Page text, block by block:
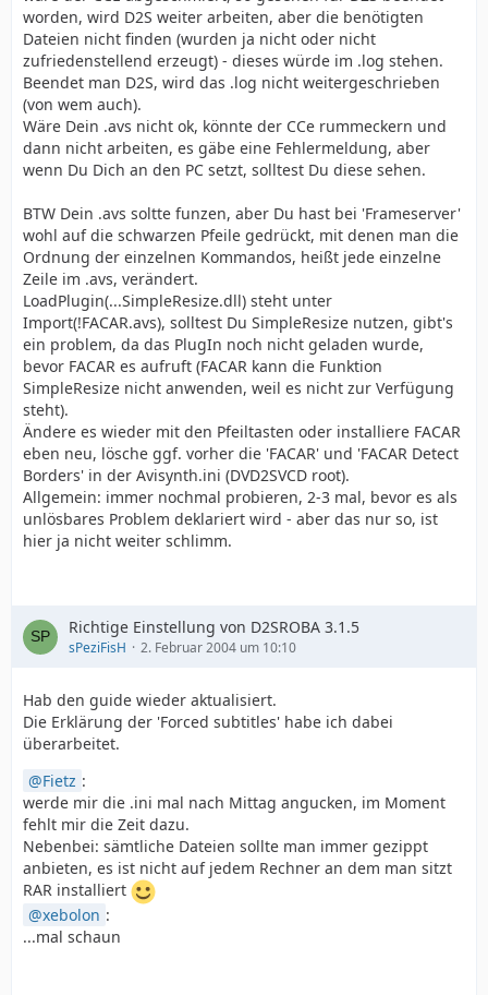
worden, wird D2S weiter arbeiten, aber die benötigten
Dateien nicht finden (wurden ja nicht oder nicht
zufriedenstellend erzeugt) - dieses würde im .log stehen.
Beendet man D2S, wird das .log nicht weitergeschrieben
(von wem auch).
Wäre Dein .avs nicht ok, könnte der CCe rummeckern und
dann nicht arbeiten, es gäbe eine Fehlermeldung, aber
wenn Du Dich an den PC setzt, solltest Du diese sehen.
BTW Dein .avs soltte funzen, aber Du hast bei 'Frameserver'
wohl auf die schwarzen Pfeile gedrückt, mit denen man die
Ordnung der einzelnen Kommandos, heißt jede einzelne
Zeile im .avs, verändert.
LoadPlugin(...SimpleResize.dll) steht unter
Import(!FACAR.avs), solltest Du SimpleResize nutzen, gibt's
ein problem, da das PlugIn noch nicht geladen wurde,
bevor FACAR es aufruft (FACAR kann die Funktion
SimpleResize nicht anwenden, weil es nicht zur Verfügung
steht).
Ändere es wieder mit den Pfeiltasten oder installiere FACAR
eben neu, lösche ggf. vorher die 'FACAR' und 'FACAR Detect
Borders' in der Avisynth.ini (DVD2SVCD root).
Allgemein: immer nochmal probieren, 2-3 mal, bevor es als
unlösbares Problem deklariert wird - aber das nur so, ist
hier ja nicht weiter schlimm.
Richtige Einstellung von D2SROBA 3.1.5
sPeziFisH 2. Februar 2004 um 10:10
Hab den guide wieder aktualisiert.
Die Erklärung der 'Forced subtitles' habe ich dabei
überarbeitet.
Fietz :
werde mir die .ini mal nach Mittag angucken, im Moment
fehlt mir die Zeit dazu.
Nebenbei: sämtliche Dateien sollte man immer gezippt
anbieten, es ist nicht auf jedem Rechner an dem man sitzt
RAR installiert
xebolon :
...mal schaun